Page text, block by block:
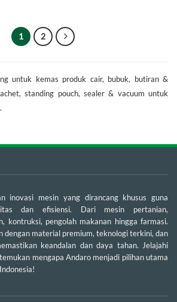
1 2
untuk kemas produk cair, bubuk, butiran &
standing pouch, sealer & vacuum untuk
inovasi mesin yang dirancang khusus guna
dan efisiensi. Dari mesin pertanian,
kontruksi, pengolah makanan hingga farmasi.
dengan material premium, teknologi terkini, dan
keandalan dan daya tahan. Jelajahi
mengapa Andaro menjadi pilihan utama